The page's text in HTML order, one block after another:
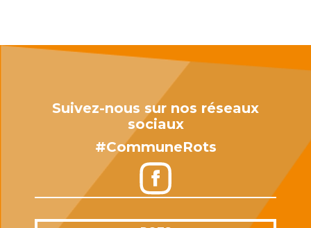
Suivez-nous sur nos réseaux
sociaux
#CommuneRots